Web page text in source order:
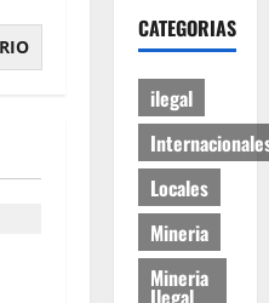
CATEGORIAS
ilegal
Locales
Mineria
Mineria
Ilegal